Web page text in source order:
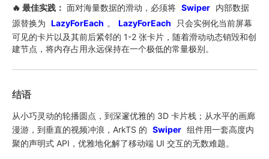
🔥 最佳实践： 面对海量数据的滑动，必须将 Swiper 内部数据
源替换为 LazyForEach 。 LazyForEach
只会实例化当前屏幕
可见的卡片以及其前后紧邻的 1-2 张卡片，随着滑动动态销毁和创
建节点，将内存占用永远保持在一个极低的常量极别。
结语
从小巧灵动的轮播圆点，到深邃优雅的 3D 卡片栈；从水平的画廊
漫游，到垂直的视频冲浪，ArkTS 的 Swiper 组件用一套高度内
聚的声明式 API，优雅地化解了移动端 UI 交互的无数难题。